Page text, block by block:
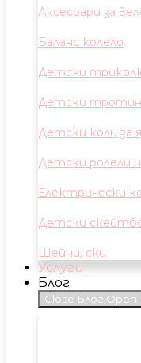
Аксесоари за
Баланс колело
Детски
Детски
Детски коли за
Детски ролели
Електрически
Детски
Шейни, ски
Услуги
Блог
Close Блог Open